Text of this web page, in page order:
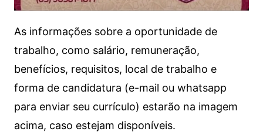
As informações sobre a oportunidade de
trabalho, como salário, remuneração,
benefícios, requisitos, local de trabalho e
forma de candidatura (e-mail ou whatsapp
para enviar seu currículo) estarão na imagem
acima, caso estejam disponíveis.